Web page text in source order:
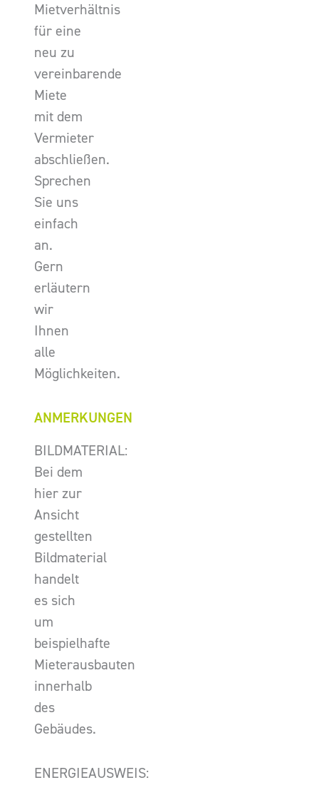
Mietverhältnis
für eine
neu zu
vereinbarende
Miete
mit dem
Vermieter
abschließen.
Sprechen
Sie uns
einfach
an.
Gern
erläutern
wir
Ihnen
alle
Möglichkeiten.
ANMERKUNGEN
BILDMATERIAL:
Bei dem
hier zur
Ansicht
gestellten
Bildmaterial
handelt
es sich
um
beispielhafte
Mieterausbauten
innerhalb
des
Gebäudes.
ENERGIEAUSWEIS: